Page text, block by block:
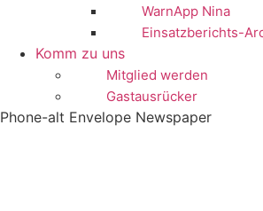
WarnApp Nina
Einsatzberichts-
Komm zu uns
Mitglied werden
Gastausrücker
Phone-alt Envelope Newspaper